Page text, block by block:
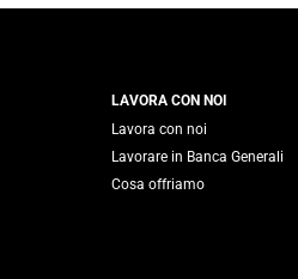
LAVORA CON NOI
Lavora con noi
Lavorare in Banca Generali
Cosa offriamo